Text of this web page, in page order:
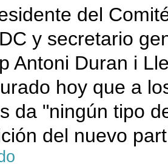
del
y secretario
Antoni Duran i
hoy que a
da "ningún tipo
del nuevo